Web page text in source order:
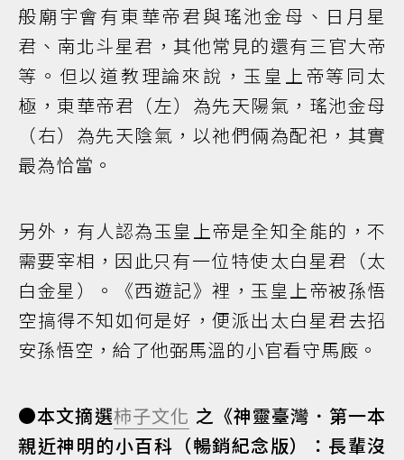
般廟宇會有東華帝君與瑤池金母、日月星
君、南北斗星君，其他常見的還有三官大帝
等。但以道教理論來說，玉皇上帝等同太
極，東華帝君（左）為先天陽氣，瑤池金母
（右）為先天陰氣，以祂們倆為配祀，其實
最為恰當。
另外，有人認為玉皇上帝是全知全能的，不
需要宰相，因此只有一位特使――太白星君（太
白金星）。《西遊記》裡，玉皇上帝被孫悟
空搞得不知如何是好，便派出太白星君去招
安孫悟空，給了他弼馬溫的小官看守馬廄。
●本文摘選柿子文化 之《神靈臺灣．第一本
親近神明的小百科（暢銷紀念版）：長輩沒